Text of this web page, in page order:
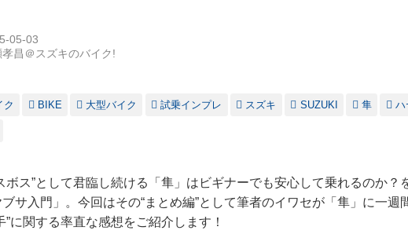
05-03
孝昌＠スズキのバイク!
ク BIKE 大型バイク 試乗インプレ スズキ SUZUKI 隼 ハ
ボス”として君臨し続ける「隼」はビギナーでも安心して乗れるのか？
ブサ入門」。今回はその“まとめ編”として筆者のイワセが「隼」に一週
”に関する率直な感想をご紹介します！